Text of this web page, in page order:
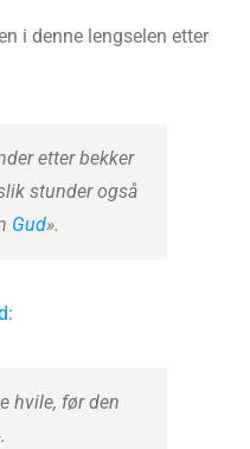
i denne lengselen etter
etter bekker
stunder også
Gud».
:
hvile, før den